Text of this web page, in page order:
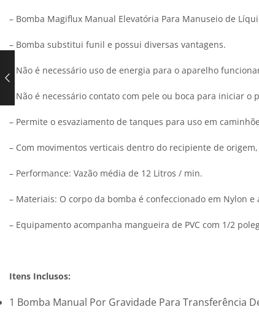
– Bomba Magiflux Manual Elevatória Para Manuseio de
– Bomba substitui funil e possui diversas vantagens.
– Não é necessário uso de energia para o aparelho
– Não é necessário contato com pele ou boca para iniciar o
– Permite o esvaziamento de tanques para uso em
– Com movimentos verticais dentro do recipiente de
– Performance: Vazão média de 12 Litros / min.
– Materiais: O corpo da bomba é confeccionado em Nylon
– Equipamento acompanha mangueira de PVC com 1/2
Itens Inclusos:
1 Bomba Manual Por Gravidade Para Transferência